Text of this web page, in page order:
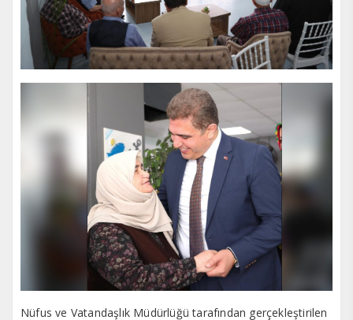
Nüfus ve Vatandaşlık Müdürlüğü tarafından gerçekleştirilen